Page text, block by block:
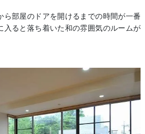
ら部屋のドアを開けるまでの時間が一番
入ると落ち着いた和の雰囲気のルームが